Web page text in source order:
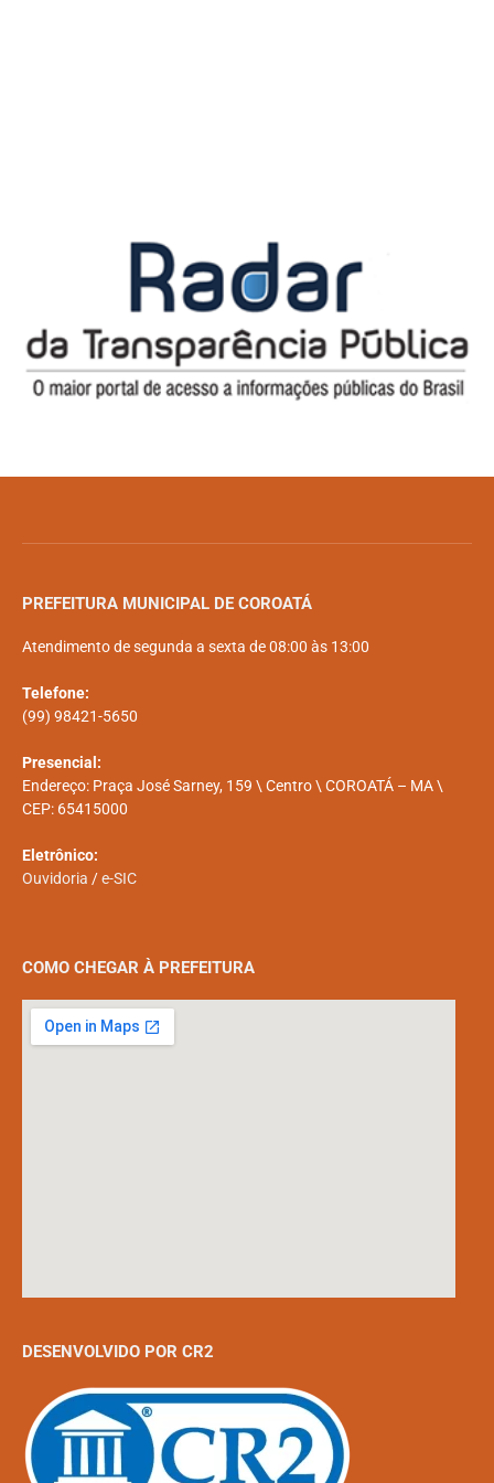
PREFEITURA MUNICIPAL DE COROATÁ
Atendimento de segunda a sexta de 08:00 às 13:00
Telefone:
(99) 98421-5650
Presencial:
Endereço: Praça José Sarney, 159 \ Centro \ COROATÁ – MA \
CEP: 65415000
Eletrônico:
Ouvidoria /e-SIC
COMO CHEGAR À PREFEITURA
DESENVOLVIDO POR CR2